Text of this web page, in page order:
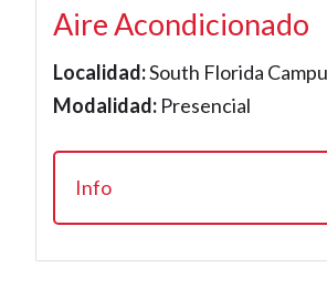
Aire Acondicionado
Localidad:South Florida
Modalidad: Presencial
Info